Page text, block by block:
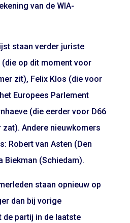
van de WIA-
staan verder juriste
op dit moment voor
zit), Felix Klos (die voor
Europees Parlement
(die eerder voor D66
zat). Andere nieuwkomers
Robert van Asten (Den
Biekman (Schiedam).
staan opnieuw op
dan bij vorige
de partij in de laatste